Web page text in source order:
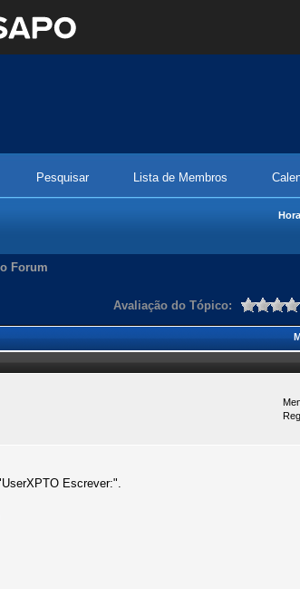
Pesquisar Lista de Membros
Forum
Avaliação do Tópico:
Escrever:".